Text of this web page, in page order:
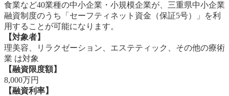
食業など40業種の中小企業・小規模企業が、三重県中小企業
融資制度のうち「セーフティネット資金（保証5号）」を利
用することが可能になります。
【対象者】
理美容、リラクゼーション、エステティック、その他の療術
業 は対象
【融資限度額】
8,000万円
【融資利率】